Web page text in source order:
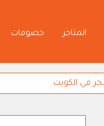
المتاجر خصومات